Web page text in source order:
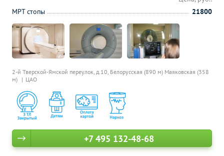
2-й Тверской-Ямской переулок, д.10, Белорусская (890 м) Маяковская (358
м)
ЦАО
МРТ стопы
21800
+7 495 132-48-68